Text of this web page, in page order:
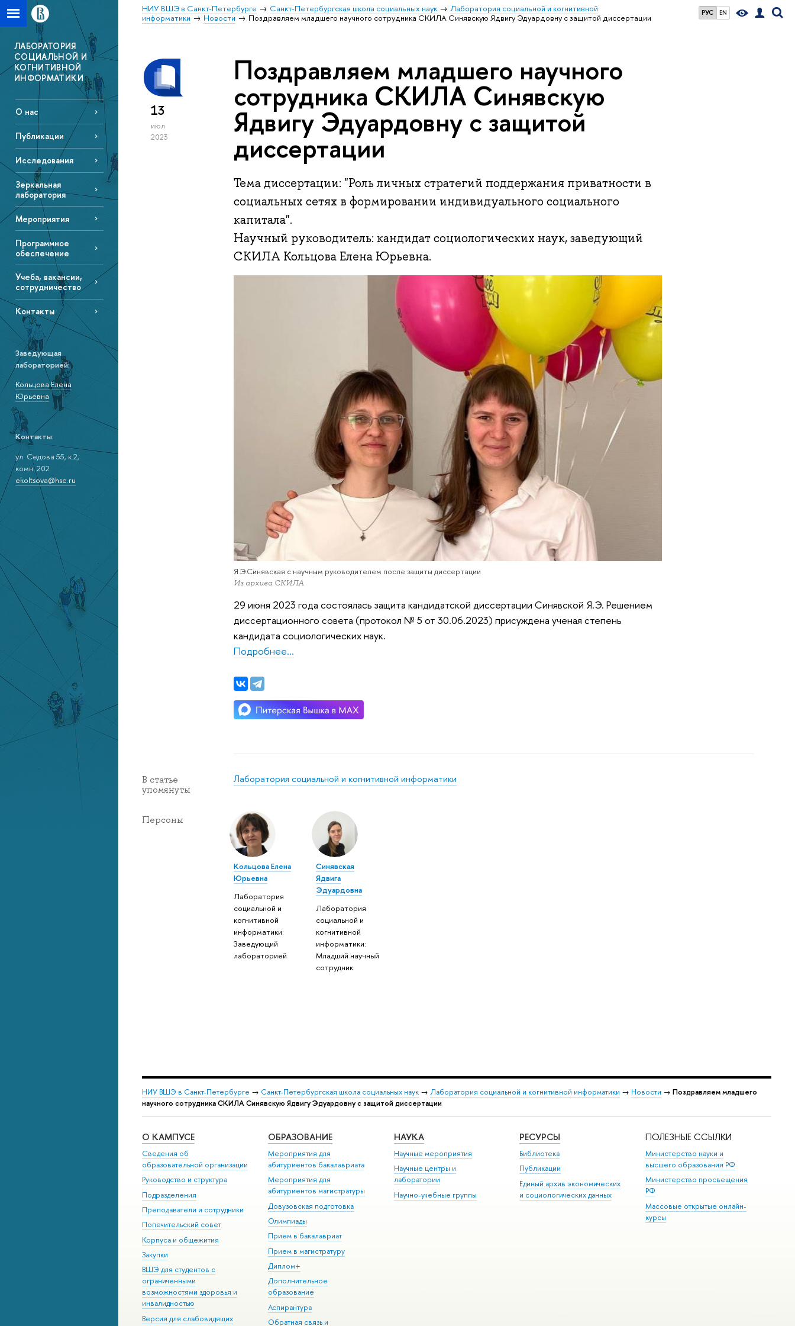
РУС EN
НИУ ВШЭ в Санкт-Петербурге Санкт-Петербургская школа социальных наук
Лаборатория социальной и когнитивной
информатики
Новости Поздравляем младшего научного сотрудника СКИЛА Синявскую Ядвигу Эдуардовну с защитой диссертации
ЛАБОРАТОРИЯ
СОЦИАЛЬНОЙ И
КОГНИТИВНОЙ
ИНФОРМАТИКИ
О нас
Публикации
Исследования
Зеркальная
лаборатория
Мероприятия
Программное
обеспечение
Учеба, вакансии,
сотрудничество
Контакты
Заведующая
лабораторией:
Кольцова Елена
Юрьевна
Контакты:
ул. Седова 55, к.2,
комн. 202
ekoltsova@hse.ru
13
июл
2023
Поздравляем младшего научного
сотрудника СКИЛА Синявскую
Ядвигу Эдуардовну с защитой
диссертации
Тема диссертации: "Роль личных стратегий поддержания приватности в
социальных сетях в формировании индивидуального социального
капитала".
Научный руководитель: кандидат социологических наук, заведующий
СКИЛА Кольцова Елена Юрьевна.
Я.Э.Синявская с научным руководителем после защиты диссертации
Из архива СКИЛА
29 июня 2023 года состоялась защита кандидатской диссертации Синявской Я.Э.Решением
диссертационного совета (протокол № 5 от 30.06.2023) присуждена ученая степень
кандидата социологических наук.
Подробнее...
В статье
упомянуты
Лаборатория социальной и когнитивной информатики
Персоны
Кольцова Елена
Юрьевна
Лаборатория
социальной и
когнитивной
информатики:
Заведующий
лабораторией
Синявская
Ядвига
Эдуардовна
Лаборатория
социальной и
когнитивной
информатики:
Младший научный
сотрудник
НИУ ВШЭ в Санкт-Петербурге → Санкт-Петербургская школа социальных наук → Лаборатория социальной и когнитивной информатики → Новости → Поздравляем младшего
научного сотрудника СКИЛА Синявскую Ядвигу Эдуардовну с защитой диссертации
О КАМПУСЕ
Сведения об
образовательной организации
Руководство и структура
Подразделения
Преподаватели и сотрудники
Попечительский совет
Корпуса и общежития
Закупки
ВШЭ для студентов с
ограниченными
возможностями здоровья и
инвалидностью
Версия для слабовидящих
ОБРАЗОВАНИЕ
Мероприятия для
абитуриентов бакалавриата
Мероприятия для
абитуриентов магистратуры
Довузовская подготовка
Олимпиады
Прием в бакалавриат
Прием в магистратуру
Диплом+
Дополнительное
образование
Аспирантура
Обратная связь и
НАУКА
Научные мероприятия
Научные центры и
лаборатории
Научно-учебные группы
РЕСУРСЫ
Библиотека
Публикации
Единый архив экономических
и социологических данных
ПОЛЕЗНЫЕ ССЫЛКИ
Министерство науки и
высшего образования РФ
Министерство просвещения
РФ
Массовые открытые онлайн-
курсы